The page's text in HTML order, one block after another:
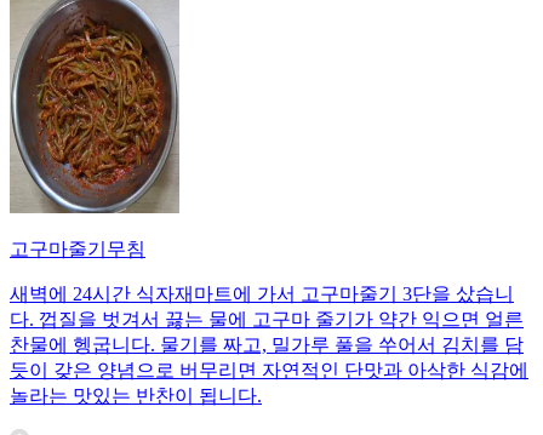
고구마줄기무침
새벽에 24시간 식자재마트에 가서 고구마줄기 3단을 샀습니
다. 껍질을 벗겨서 끓는 물에 고구마 줄기가 약간 익으면 얼른
찬물에 헹굽니다. 물기를 짜고, 밀가루 풀을 쑤어서 김치를 담
듯이 갖은 양념으로 버무리면 자연적인 단맛과 아삭한 식감에
놀라는 맛있는 반찬이 됩니다.